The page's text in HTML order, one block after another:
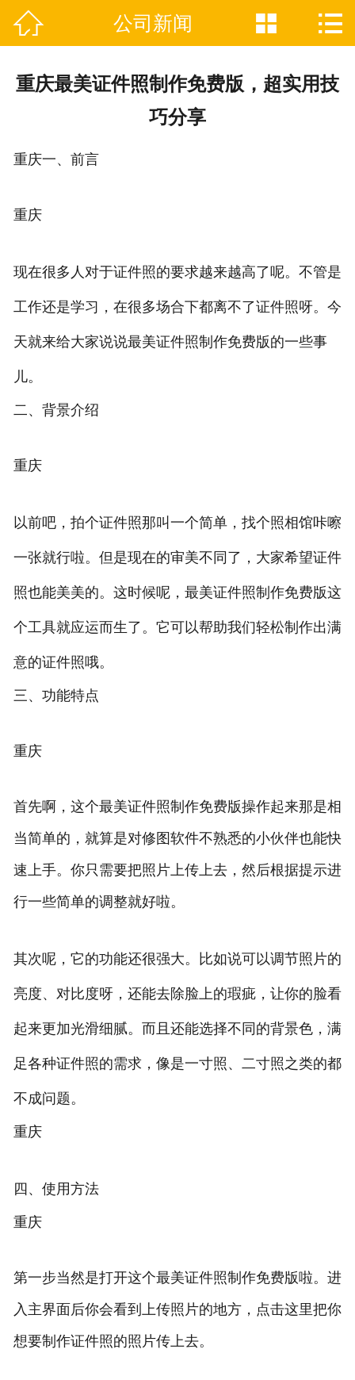
网站首页
 公司新闻  
重庆最美证件照制作免费版，超实用技
巧分享
重庆一、前言
重庆
现在很多人对于证件照的要求越来越高了呢。不管是
工作还是学习，在很多场合下都离不了证件照呀。今
天就来给大家说说最美证件照制作免费版的一些事
儿。
二、背景介绍
重庆
以前吧，拍个证件照那叫一个简单，找个照相馆咔嚓
一张就行啦。但是现在的审美不同了，大家希望证件
照也能美美的。这时候呢，最美证件照制作免费版这
个工具就应运而生了。它可以帮助我们轻松制作出满
意的证件照哦。
三、功能特点
重庆
首先啊，这个最美证件照制作免费版操作起来那是相
当简单的，就算是对修图软件不熟悉的小伙伴也能快
速上手。你只需要把照片上传上去，然后根据提示进
行一些简单的调整就好啦。
其次呢，它的功能还很强大。比如说可以调节照片的
亮度、对比度呀，还能去除脸上的瑕疵，让你的脸看
起来更加光滑细腻。而且还能选择不同的背景色，满
足各种证件照的需求，像是一寸照、二寸照之类的都
不成问题。
重庆
四、使用方法
重庆
第一步当然是打开这个最美证件照制作免费版啦。进
入主界面后你会看到上传照片的地方，点击这里把你
想要制作证件照的照片传上去。